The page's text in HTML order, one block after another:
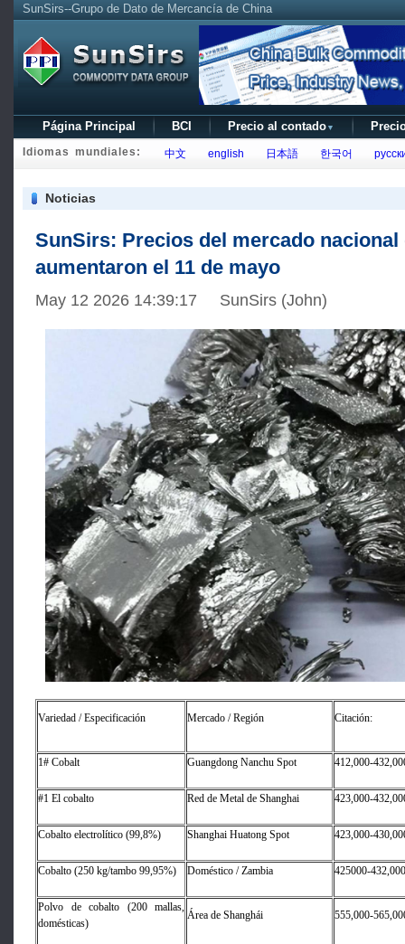
SunSirs--Grupo de Dato de Mercancía de China
Página Principal BCI Precio al contado ▼
Idiomas mundiales: 中文 english 日本語 한국어
Noticias
SunSirs: Precios del mercado nacional
aumentaron el 11 de mayo
May 12 2026 14:39:17 SunSirs (John)
Variedad / Especificación Mercado / Región Citación:
1# Cobalt Guangdong Nanchu Spot 412,000-
#1 El cobalto Red de Metal de Shanghai 423,000-
Cobalto electrolítico (99,8%) Shanghai Huatong Spot 423,000-
Cobalto (250 kg/tambo 99,95%) Doméstico / Zambia 425000-432,000
Polvo de cobalto (200 mallas,
domésticas)
Área de Shanghái 555,000-